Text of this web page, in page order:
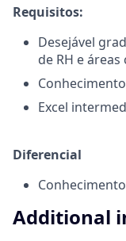
Requisitos:
Desejável
de RH e
Excel
Diferencial
Additional